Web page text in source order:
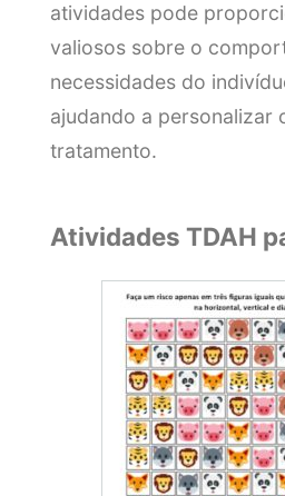
atividades pode
valiosos sobre o
necessidades do
ajudando a personalizar
tratamento.
Atividades TDAH